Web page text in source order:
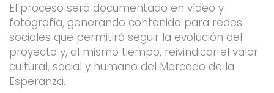
El proceso será documentado en vídeo y
fotografía, generando contenido para redes
sociales que permitirá seguir la evolución del
proyecto y, al mismo tiempo, reivindicar el valor
cultural, social y humano del Mercado de la
Esperanza.